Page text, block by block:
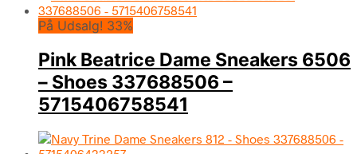
På Udsalg! 33%
Pink Beatrice Dame Sneakers 6506
– Shoes 337688506 –
5715406758541